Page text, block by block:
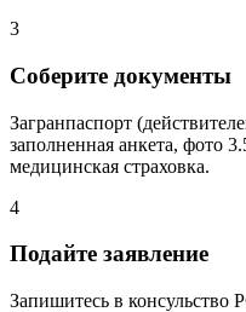
3
Соберите документы
Загранпаспорт
заполненная анкета, фото
медицинская страховка.
4
Подайте заявление
Запишитесь в консульство